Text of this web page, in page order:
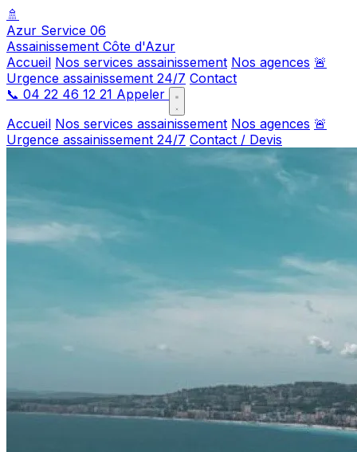
🚿
Azur Service 06
Assainissement Côte d'Azur
Accueil Nos services assainissement Nos agences 🚨
Urgence assainissement 24/7 Contact
📞 04 22 46 12 21 Appeler
Accueil Nos services assainissement Nos agences 🚨
Urgence assainissement 24/7 Contact / Devis